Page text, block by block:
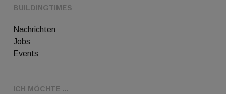
BUILDINGTIMES
Nachrichten
Jobs
Events
ICH MÖCHTE ...